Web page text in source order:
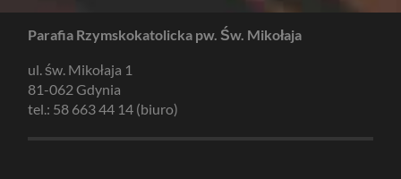
Parafia Rzymskokatolicka pw. Św. Mikołaja
ul. św. Mikołaja 1
81-062 Gdynia
tel.: 58 663 44 14 (biuro)